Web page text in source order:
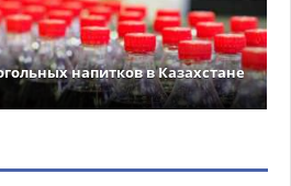
напитков в Казахстане